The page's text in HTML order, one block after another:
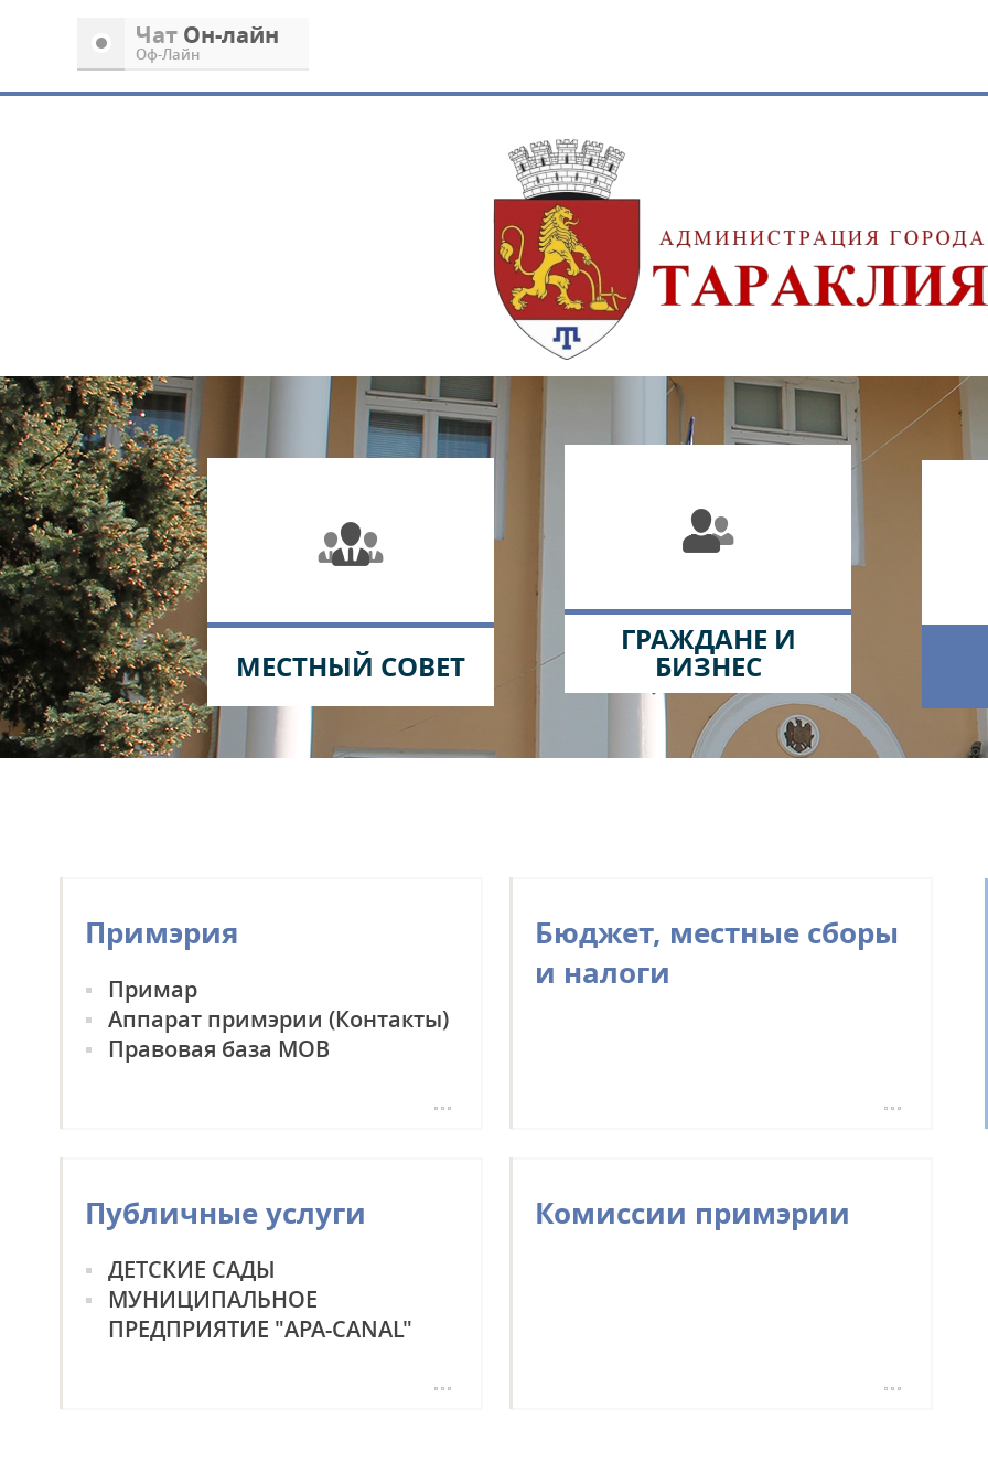
Чат Oн-лайн
Oф-Лайн
МЕСТНЫЙ СОВЕТ
ГРАЖДАНЕ И
БИЗНЕС
Примэрия
Примар
Аппарат примэрии (Контакты)
Правовая база МОВ
Бюджет, местные сборы
и налоги
Публичные услуги
ДЕТСКИЕ САДЫ
МУНИЦИПАЛЬНОЕ
ПРЕДПРИЯТИЕ "APA-CANAL"
НАСЛЕДИЯ ГОРОДА ТАРАКЛИЯ
Комиссии примэрии